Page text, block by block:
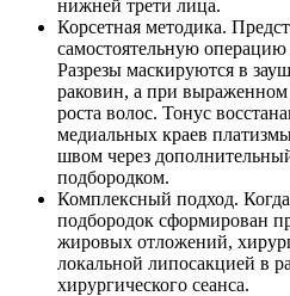
нижней трети лица.
Корсетная методика.
самостоятельную
Разрезы маскируются в
раковин, а при
роста волос. Тонус
медиальных краев
швом через
подбородком.
Комплексный подход.
подбородок сформирован
жировых отложений,
локальной липосакцией в
хирургического сеанса.